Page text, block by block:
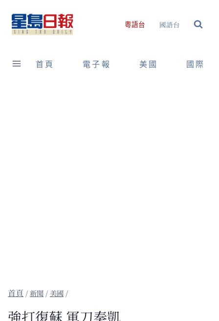
content
粵語台 國語台
首頁 電子報 美國 國際
/新聞 / 美國 /
強打復蘇 軍刀奏凱